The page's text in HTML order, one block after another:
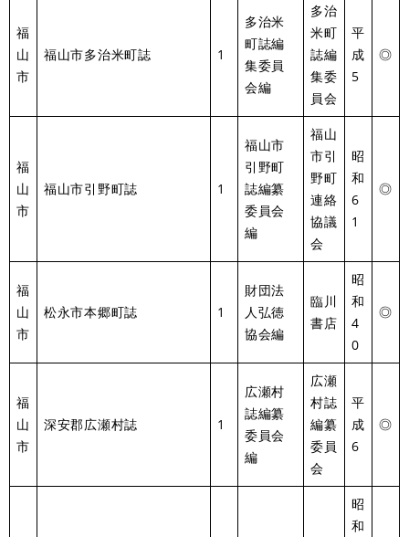
福
山
市
福山市多治米町誌 1
多治米
町誌編
集委員
会編
多治
米町
誌編
集委
員会
平
成
5
◎
福
山
市
福山市引野町誌 1
福山市
引野町
誌編纂
委員会
編
福山
市引
野町
連絡
協議
会
昭
和
6
1
◎
福
山
市
松永市本郷町誌 1
財団法
人弘徳
協会編
臨川
書店
昭
和
4
0
◎
福
山
市
深安郡広瀬村誌 1
広瀬村
誌編纂
委員会
編
広瀬
村誌
編纂
委員
会
平
成
6
◎
昭
和